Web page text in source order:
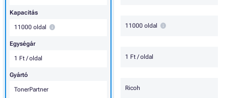
11000 oldal
1 Ft / oldal
Ricoh
Kapacitás
11000 oldal
Egységár
1 Ft / oldal
Gyártó
TonerPartner